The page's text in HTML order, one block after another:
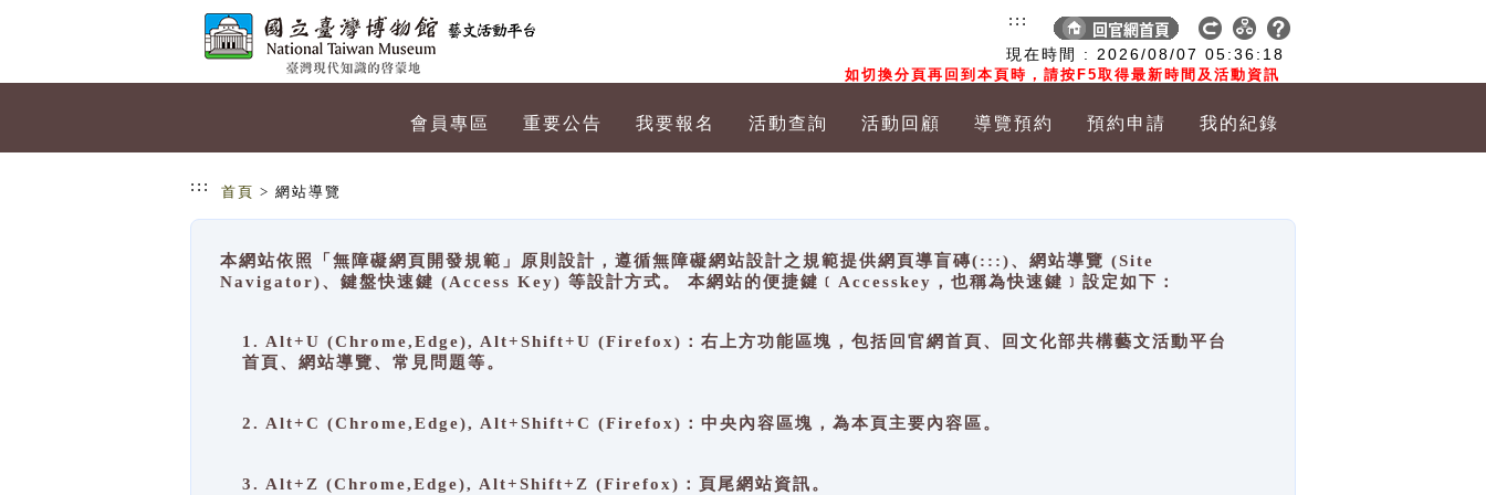
現在時間 : 2026/08/07 05:36:19
如切換分頁再回到本頁時，請按F5取得最新時間及活動資訊
:::
會員專區 重要公告 我要報名 活動查詢 活動回顧 導覽預約 預約申請 我的紀錄
::: 首頁 > 網站導覽
本網站依照「無障礙網頁開發規範」原則設計，遵循無障礙網站設計之規範提供網頁導盲磚(:::)、網站導覽 (Site
Navigator)、鍵盤快速鍵 (Access Key) 等設計方式。 本網站的便捷鍵﹝Accesskey，也稱為快速鍵﹞設定如下：
1. Alt+U (Chrome,Edge), Alt+Shift+U (Firefox)：右上方功能區塊，包括回官網首頁、回文化部共構藝文活動平台
首頁、網站導覽、常見問題等。
2. Alt+C (Chrome,Edge), Alt+Shift+C (Firefox)：中央內容區塊，為本頁主要內容區。
3. Alt+Z (Chrome,Edge), Alt+Shift+Z (Firefox)：頁尾網站資訊。